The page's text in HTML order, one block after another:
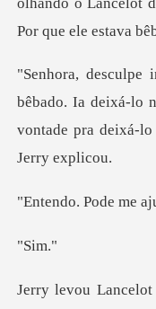
Ia deixá-lo
vontade pra
me
im